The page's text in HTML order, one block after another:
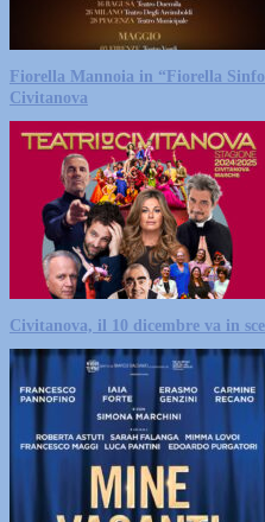
Fiorella Mannoia in “Fiorella
Civitanova
Civitanova, il 10 dicembre va in